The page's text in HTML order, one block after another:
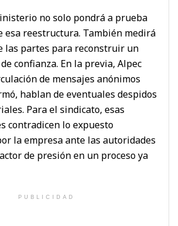
no solo pondrá a prueba
esa reestructura. También medirá
las partes para reconstruir un
confianza. En la previa, Alpec
de mensajes anónimos
hablan de eventuales despidos
Para el sindicato, esas
contradicen lo expuesto
la empresa ante las autoridades
de presión en un proceso ya
PUBLICIDAD